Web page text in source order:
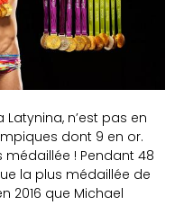
n’est pas en
dont 9 en or.
médaillée ! Pendant 48
la plus médaillée de
2016 que Michael